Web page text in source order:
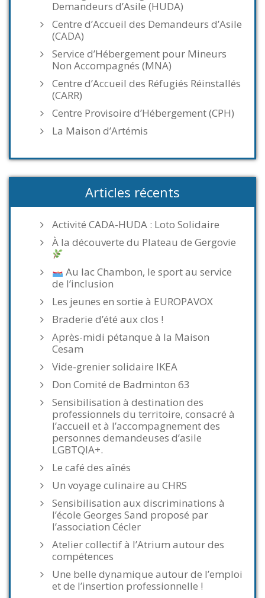
Demandeurs d’Asile (HUDA)
Centre d’Accueil des Demandeurs d’Asile
(CADA)
Service d’Hébergement pour Mineurs
Non Accompagnés (MNA)
Centre d’Accueil des Réfugiés Réinstallés
(CARR)
Centre Provisoire d’Hébergement (CPH)
La Maison d’Artémis
Articles récents
Activité CADA-HUDA : Loto Solidaire
À la découverte du Plateau de Gergovie
Au lac Chambon, le sport au service
de l’inclusion
Les jeunes en sortie à EUROPAVOX
Braderie d’été aux clos !
Après-midi pétanque à la Maison
Cesam
Vide-grenier solidaire IKEA
Don Comité de Badminton 63
Sensibilisation à destination des
professionnels du territoire, consacré à
l’accueil et à l’accompagnement des
personnes demandeuses d’asile
LGBTQIA+.
Le café des aînés
Un voyage culinaire au CHRS
Sensibilisation aux discriminations à
l’école Georges Sand proposé par
l’association Cécler
Atelier collectif à l’Atrium autour des
compétences
Une belle dynamique autour de l’emploi
et de l’insertion professionnelle !